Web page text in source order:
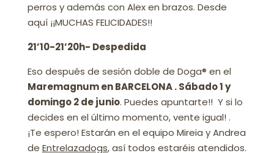
perros y además con Alex en brazos. Desde
aquí ¡¡MUCHAS FELICIDADES!!
21’10-21’20h- Despedida
Eso después de sesión doble de Doga® en el
Maremagnum en BARCELONA . Sábado 1 y
domingo 2 de junio. Puedes apuntarte!! Y si lo
decides en el último momento, vente igual! .
¡Te espero! Estarán en el equipo Mireia y Andrea
de Entrelazadogs, así todos estaréis atendidos.